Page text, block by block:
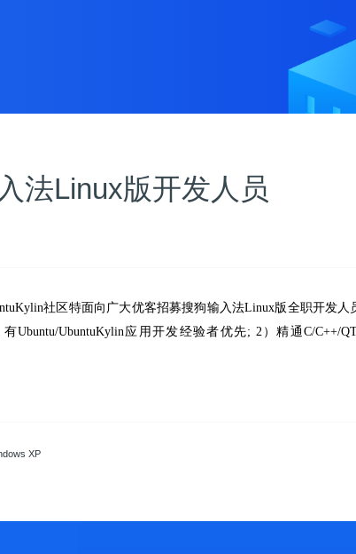
法Linux版开发人员
社区特面向广大优客招募搜狗输入法Linux版全职开发人
Ubuntu/UbuntuKylin应用开发经验者优先; 2）精通C/
XP